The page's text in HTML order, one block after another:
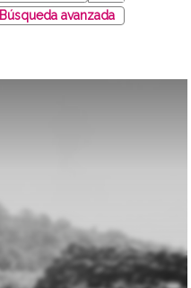
Búsqueda avanzada